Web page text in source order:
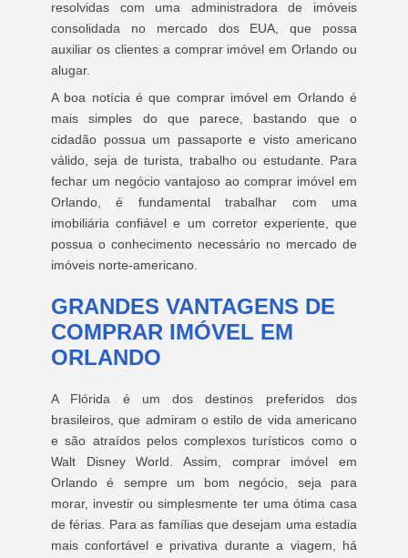
resolvidas com uma administradora de imóveis
consolidada no mercado dos EUA, que possa
auxiliar os clientes a comprar imóvel em Orlando ou
alugar.
A boa notícia é que comprar imóvel em Orlando é
mais simples do que parece, bastando que o
cidadão possua um passaporte e visto americano
válido, seja de turista, trabalho ou estudante. Para
fechar um negócio vantajoso ao comprar imóvel em
Orlando, é fundamental trabalhar com uma
imobiliária confiável e um corretor experiente, que
possua o conhecimento necessário no mercado de
imóveis norte-americano.
GRANDES VANTAGENS DE
COMPRAR IMÓVEL EM
ORLANDO
A Flórida é um dos destinos preferidos dos
brasileiros, que admiram o estilo de vida americano
e são atraídos pelos complexos turísticos como o
Walt Disney World. Assim, comprar imóvel em
Orlando é sempre um bom negócio, seja para
morar, investir ou simplesmente ter uma ótima casa
de férias. Para as famílias que desejam uma estadia
mais confortável e privativa durante a viagem, há